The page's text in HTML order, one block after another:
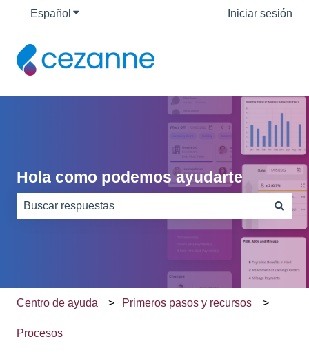
Español Traducciones de Mostrar submenú deIniciar sesión
Hola como podemos ayudarte
No hay sugerencias porque el campo de búsqueda
Centro de ayuda Primeros pasos y recursos
Procesos